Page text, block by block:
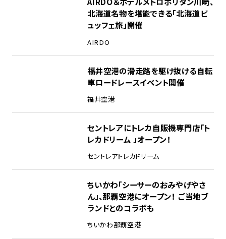
北海道名物を堪能できる「北海道ビ
ュッフェ旅」開催
AIRDO
福井空港の滑走路を駆け抜ける自転
車ロードレースイベント開催
福井空港
セントレアにトレカ自販機専門店「ト
レカドリーム 」オープン！
セントレアトレカドリーム
ちいかわ「シーサーのおみやげやさ
ん」、那覇空港にオープン！ ご当地ブ
ランドとのコラボも
ちいかわ那覇空港